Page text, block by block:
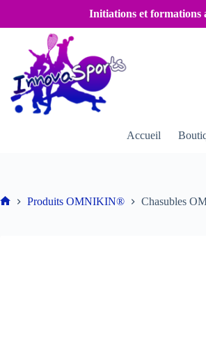
contenu
Initiations et formations
Accueil
Produits OMNIKIN® Chasubles